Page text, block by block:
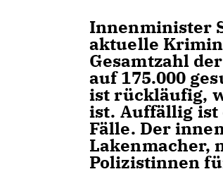
Innenminister
aktuelle
Gesamtzahl
auf 175.000
ist rückläufig,
ist. Auffällig ist
Fälle. Der
Lakenmacher,
Polizistinnen